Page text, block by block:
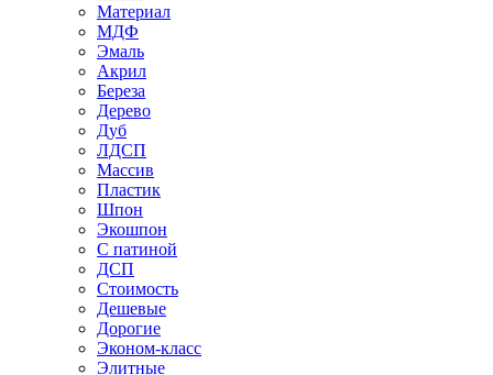
Материал
МДФ
Эмаль
Акрил
Береза
Дерево
Дуб
ЛДСП
Массив
Пластик
Шпон
Экошпон
С патиной
ДСП
Стоимость
Дешевые
Дорогие
Эконом-класс
Элитные